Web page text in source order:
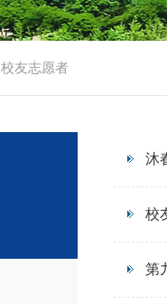
校友志愿者
沐
校
第